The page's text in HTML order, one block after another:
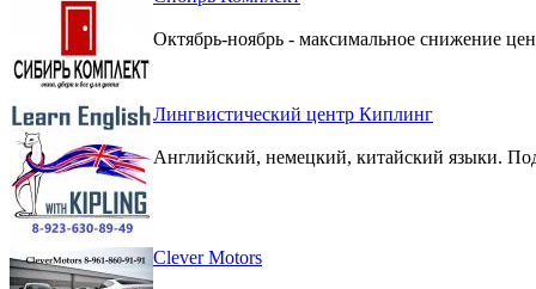
Октябрь-ноябрь - максимальное снижение
Лингвистический центр Киплинг
Английский, немецкий, китайский языки.
Clever Motors